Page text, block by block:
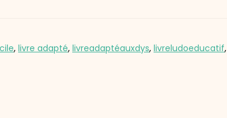
, livre adapté, livreadaptéauxdys, livreludoeducatif,